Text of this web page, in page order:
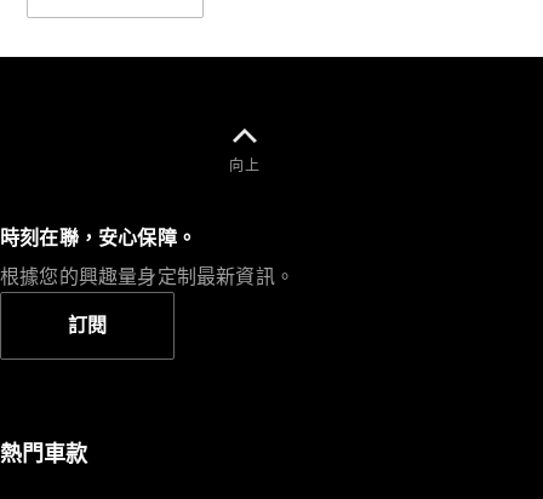
Saloon
Saloon
Maybach
EQS
向上
時刻在聯，安心保障。
根據您的興趣量身定制最新資訊。
訂閱
熱門車款